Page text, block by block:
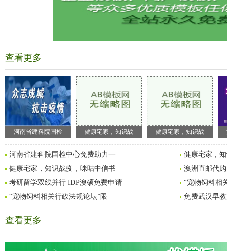
查看更多
河南省建科院国检 健康宅家，知识战 健康宅家，知识战
河南省建科院国检中心免费助力一
健康宅家，
健康宅家，知识战疫，咪咕中信书
澳洲直邮代
考研留学双线并行 IDP澳硕免费申请
“宠物饲料相
“宠物饲料相关行政法规论坛”限
免费武汉早
查看更多